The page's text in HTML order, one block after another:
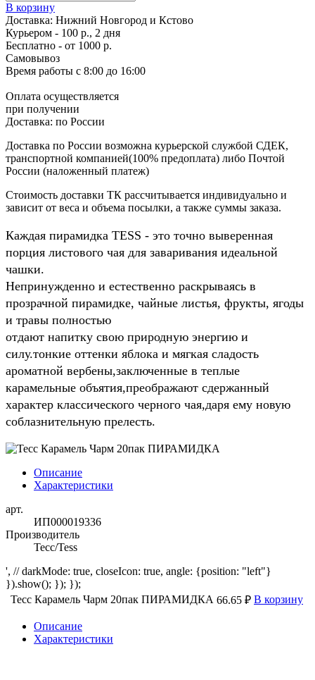
В корзину
Доставка: Нижний Новгород и Кстово
Курьером - 100 р., 2 дня
Бесплатно - от 1000 р.
Самовывоз
Время работы с 8:00 до 16:00
Оплата осуществляется
при получении
Доставка: по России
Доставка по России возможна курьерской службой СДЕК,
транспортной компанией(100% предоплата) либо Почтой
России (наложенный платеж)
Стоимость доставки ТК рассчитывается индивидуально и
зависит от веса и объема посылки, а также суммы заказа.
Каждая пирамидка TESS ‑ это точно выверенная
порция листового чая для заваривания идеальной
чашки.
Непринужденно и естественно раскрываясь в
прозрачной пирамидке, чайные листья, фрукты, ягоды
и травы полностью
отдают напитку свою природную энергию и
силу.тонкие оттенки яблока и мягкая сладость
ароматной вербены,заключенные в теплые
карамельные объятия,преображают сдержанный
характер классического черного чая,даря ему новую
соблазнительную прелесть.
Описание
Характеристики
арт.
ИП000019336
Производитель
Тесс/Tess
', // darkMode: true, closeIcon: true, angle: {position: "left"}
}).show(); }); });
Тесс Карамель Чарм 20пак ПИРАМИДКА 66.65 ₽ В корзину
Описание
Характеристики